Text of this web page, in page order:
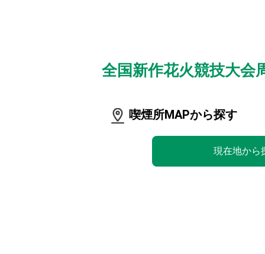
全国新作花火競技大会
喫煙所MAPから探す
現在地から